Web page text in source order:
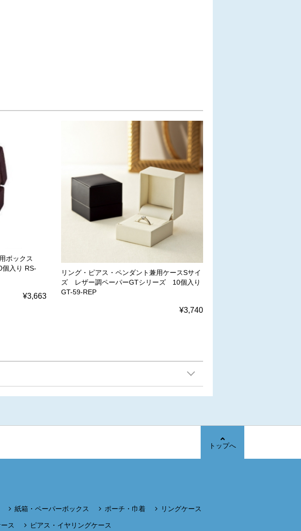
ボックス
入り RS-
¥3,663
リング・ピアス・ペンダント兼用ケースSサイ
ズ レザー調ペーパーGTシリーズ 10個入り
GT-59-REP
¥3,740
トップへ
紙箱・ペーパーボックス ポーチ・巾着 リングケース
ス ピアス・イヤリングケース